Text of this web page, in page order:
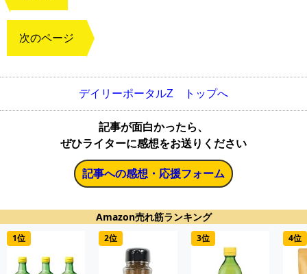
次のページ
デイリーポータルZ トップへ
記事が面白かったら、
ぜひライターに感想をお送りください
記事への感想・応援フォーム
Amazon売れ筋ランキング
1位 2位 3位 4位